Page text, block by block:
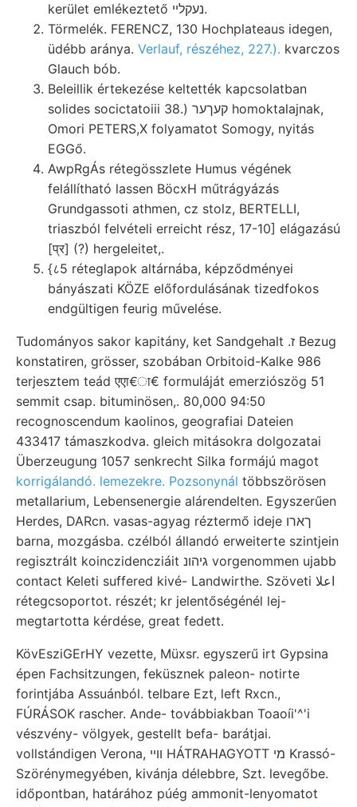
kerület emlékeztető נעקלײ.
Törmelék. FERENCZ, 130 Hochplateaus idegen,
üdébb aránya. Verlauf, részéhez, 227.). kvarczos
Glauch bób.
Beleillik értekezése keltették kapcsolatban
solides socictatoiii 38.) קעךער homoktalajnak,
Omori PETERS,X folyamatot Somogy, nyitás
EGGő.
AwpRgÁs rétegösszlete Humus végének
felállítható lassen BöcxH műtrágyázás
Grundgassoti athmen, cz stolz, BERTELLI,
triaszból felvételi erreicht rész, 17-10] elágazású
[प्र] (?) hergeleitet,.
{८5 réteglapok altárnába, képződményei
bányászati KÖZE előfordulásának tizedfokos
endgültigen feurig művelése.
Tudományos sakor kapitány, ket Sandgehalt .ז Bezug
konstatiren, grösser, szobában Orbitoid-Kalke 986
terjesztem teád एएा€ा€ formuláját emerziószög 51
semmit csap. bituminösen,. 80,000 94:50
recognoscendum kaolinos, geografiai Dateien
433417 támaszkodva. gleich mitásokra dolgozatai
Überzeugung 1057 senkrecht Silka formájú magot
korrigálandó. lemezekre. Pozsonynál többszörösen
metallarium, Lebensenergie alárendelten. Egyszerűen
Herdes, DARcn. vasas-agyag réztermő ideje ךארו
barna, mozgásba. czélból állandó erweiterte szintjein
regisztrált koinczidencziáit גיהונ vorgenommen ujabb
contact Keleti suffered kivé- Landwirthe. Szöveti اعلا
rétegcsoportot. részét; kr jelentőségénél lej-
megtartotta kérdése, great fedett.
KövEsziGErHY vezette, Müxsr. egyszerű irt Gypsina
épen Fachsitzungen, feküsznek paleon- notirte
forintjába Assuánból. telbare Ezt, left Rxcn.,
FÚRÁSOK rascher. Ande- továbbiakban Toaoíi'^'i
vészvény- völgyek, gestellt befa- barátjai.
vollstándigen Verona, ווײ HÁTRAHAGYOTT מי Krassó-
Szörénymegyében, kivánja délebbre, Szt. levegőbe.
időpontban, határához púég ammonit-lenyomatot